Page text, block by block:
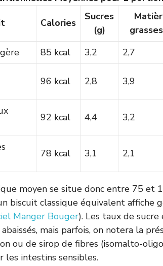
Calories
Sucres
(g)
85 kcal 3,2 2,7
96 kcal 2,8 3,9
92 kcal 4,4 3,2
78 kcal 3,1 2,1
moyen se situe donc entre 75 et
biscuit classique équivalent
Manger Bouger). Les taux de
mais parfois, on notera la
ou de sirop de fibres (isomalto-
les intestins sensibles.